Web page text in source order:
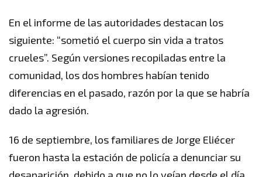
En el informe de las autoridades destacan los
siguiente: “sometió el cuerpo sin vida a tratos
crueles”. Según versiones recopiladas entre la
comunidad, los dos hombres habían tenido
diferencias en el pasado, razón por la que se habría
dado la agresión.
16 de septiembre, los familiares de Jorge Eliécer
fueron hasta la estación de policía a denunciar su